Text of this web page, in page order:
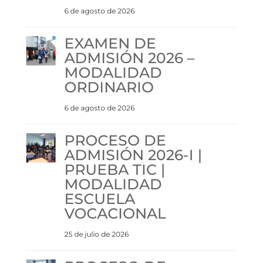
6 de agosto de 2026
EXAMEN DE
ADMISIÓN 2026 –
MODALIDAD
ORDINARIO
6 de agosto de 2026
PROCESO DE
ADMISIÓN 2026-I |
PRUEBA TIC |
MODALIDAD
ESCUELA
VOCACIONAL
25 de julio de 2026